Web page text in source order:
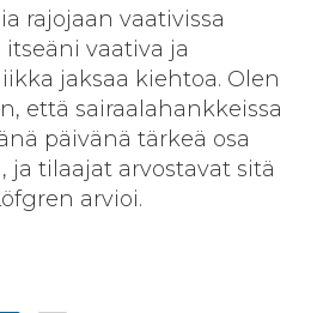
rajojaan vaativissa
vaativa ja
jaksaa kiehtoa. Olen
että sairaalahankkeissa
päivänä tärkeä osa
ja tilaajat arvostavat sitä
arvioi.